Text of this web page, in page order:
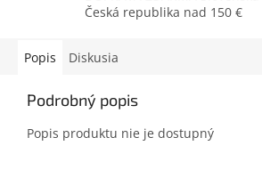
Česká republika nad 150 €
Popis Diskusia
Podrobný popis
Popis produktu nie je dostupný